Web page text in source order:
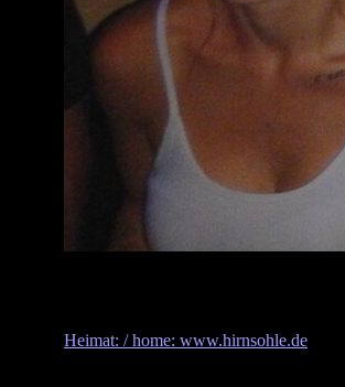
Heimat: / home: www.hirnsohle.de